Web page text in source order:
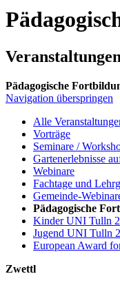
Veranstaltungen
Pädagogische
Navigation überspringen
Alle
Vorträge
Seminare /
Gartenerlebnisse
Webinare
Fachtage und
Gemeinde-
Pädagogische
Kinder UNI Tulln
Jugend UNI Tulln
European Award
Zwettl